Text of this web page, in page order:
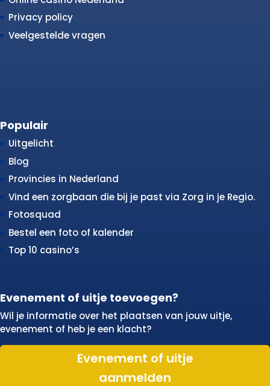
Privacy policy
Veelgestelde vragen
Populair
Uitgelicht
Blog
Provincies in Nederland
Vind een zorgbaan die bij je past via Zorg in je Regio.
Fotosquad
Bestel een foto of kalender
Top 10 casino’s
Evenement of uitje toevoegen?
Wil je informatie over het plaatsen van jouw uitje,
evenement of heb je een klacht?
Evenement of uitje
aanmelden